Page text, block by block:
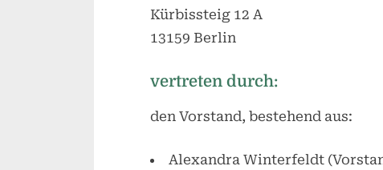
Kürbissteig 12 A
13159 Berlin
vertreten durch:
den Vorstand, bestehend aus:
Alexandra Winterfeldt